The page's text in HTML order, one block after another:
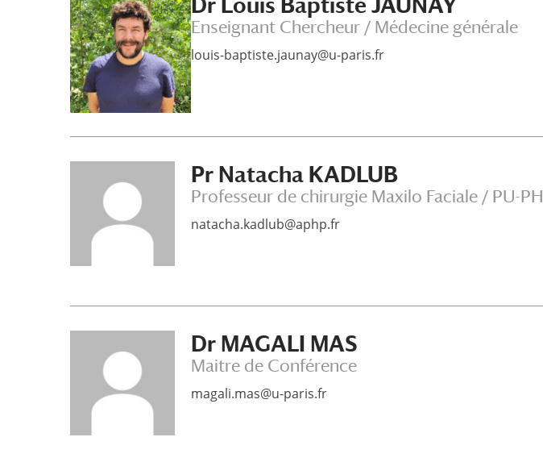
Enseignant Chercheur / Médecine générale
louis-baptiste.jaunay@u-paris.fr
Pr Natacha KADLUB
Professeur de chirurgie Maxilo Faciale / PU-PH
natacha.kadlub@aphp.fr
Dr MAGALI MAS
Maitre de Conférence
magali.mas@u-paris.fr